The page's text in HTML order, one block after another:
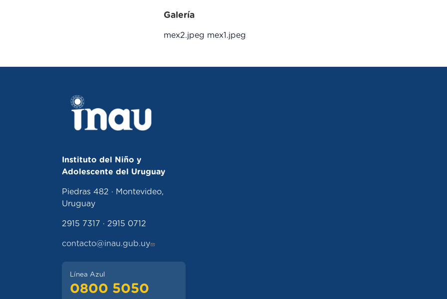
Galería
mex2.jpeg mex1.jpeg
Instituto del Niño y
Adolescente del Uruguay
Piedras 482 · Montevideo,
Uruguay
2915 7317 · 2915 0712
contacto@inau.gub.uy
Línea Azul
0800 5050